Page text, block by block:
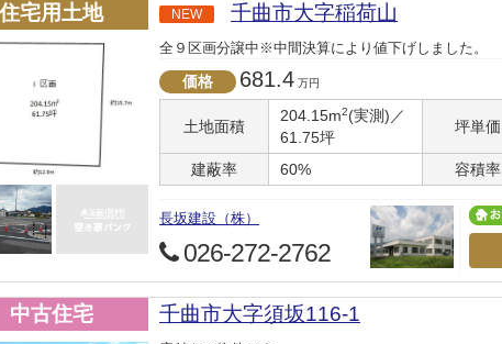
住宅用土地 NEW 千曲市大字稲荷山
全９区画分譲中※中間決算により値下げしました。
価格 681.4 万円
土地面積
204.15m2(実測)／
61.75坪
坪単価
建蔽率 60% 容積率
長坂建設（株）
026-272-2762
中古住宅 千曲市大字須坂116-1